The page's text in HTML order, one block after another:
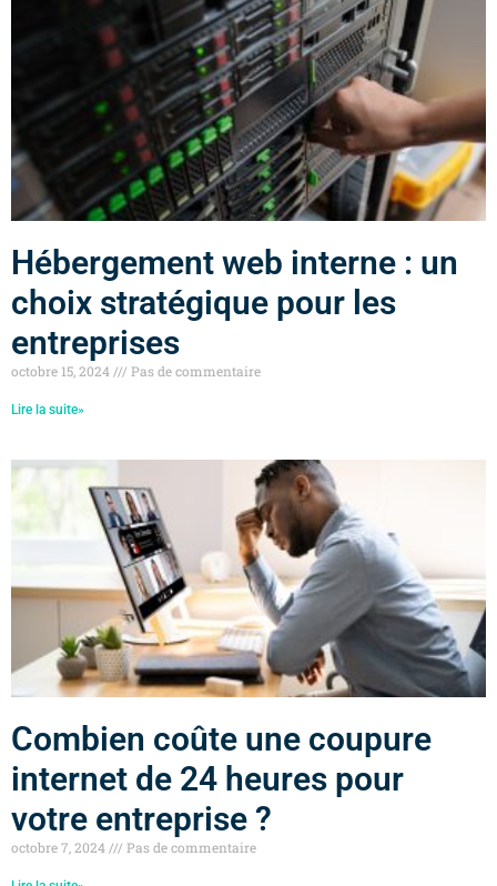
Hébergement web interne : un
choix stratégique pour les
entreprises
octobre 15, 2024 Pas de commentaire
Lire la suite»
Combien coûte une coupure
internet de 24 heures pour
votre entreprise ?
octobre 7, 2024 Pas de commentaire